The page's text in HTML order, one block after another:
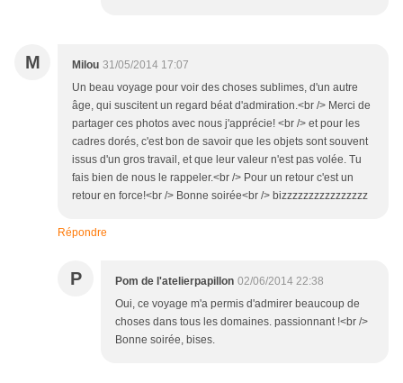
M Milou 31/05/2014 17:07
Un beau voyage pour voir des choses sublimes, d'un autre
âge, qui suscitent un regard béat d'admiration.<br /> Merci de
partager ces photos avec nous j'apprécie! <br /> et pour les
cadres dorés, c'est bon de savoir que les objets sont souvent
issus d'un gros travail, et que leur valeur n'est pas volée. Tu
fais bien de nous le rappeler.<br /> Pour un retour c'est un
retour en force!<br /> Bonne soirée<br /> bizzzzzzzzzzzzzzzz
Répondre
P Pom de l'atelierpapillon 02/06/2014 22:38
Oui, ce voyage m'a permis d'admirer beaucoup de
choses dans tous les domaines. passionnant !<br />
Bonne soirée, bises.